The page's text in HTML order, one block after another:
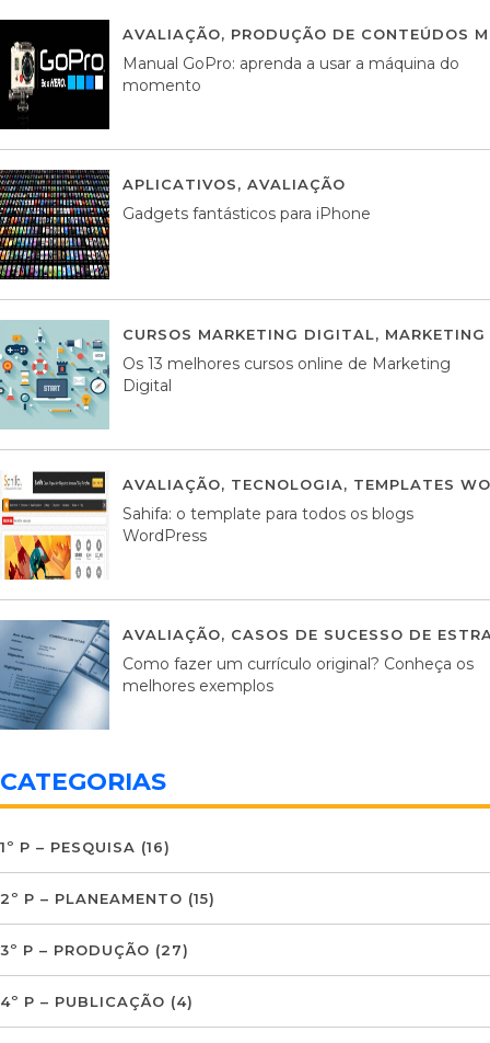
AVALIAÇÃO, PRODUÇÃO DE CONTEÚDOS
Manual GoPro: aprenda a usar a máquina do
momento
APLICATIVOS, AVALIAÇÃO
Gadgets fantásticos para iPhone
CURSOS MARKETING DIGITAL,
Os 13 melhores cursos online de Marketing
Digital
AVALIAÇÃO, TECNOLOGIA, TEMPLATES
Sahifa: o template para todos os blogs
WordPress
AVALIAÇÃO, CASOS DE SUCESSO DE
Como fazer um currículo original? Conheça os
melhores exemplos
CATEGORIAS
1º P – PESQUISA (16)
2º P – PLANEAMENTO (15)
3º P – PRODUÇÃO (27)
4º P – PUBLICAÇÃO (4)